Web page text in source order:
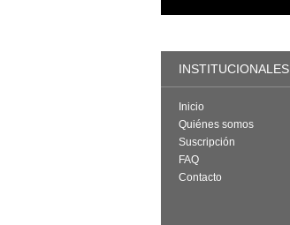
INSTITUCIONALES
Inicio
Quiénes somos
Suscripción
FAQ
Contacto